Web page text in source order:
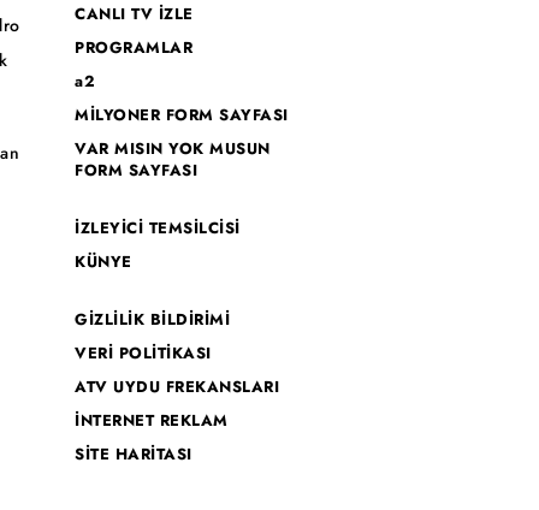
CANLI TV İZLE
PROGRAMLAR
a2
MİLYONER FORM SAYFASI
VAR MISIN YOK MUSUN
FORM SAYFASI
İZLEYİCİ TEMSİLCİSİ
KÜNYE
GİZLİLİK BİLDİRİMİ
VERİ POLİTİKASI
ATV UYDU FREKANSLARI
İNTERNET REKLAM
SİTE HARİTASI